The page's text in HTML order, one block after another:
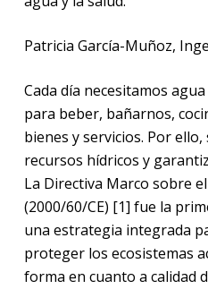
Patricia García-Muñoz,
Cada día necesitamos
para beber, bañarnos,
bienes y servicios. Por
recursos hídricos y
La Directiva Marco sobre
(2000/60/CE) [1] fue la
una estrategia integrada
proteger los ecosistemas
forma en cuanto a calidad